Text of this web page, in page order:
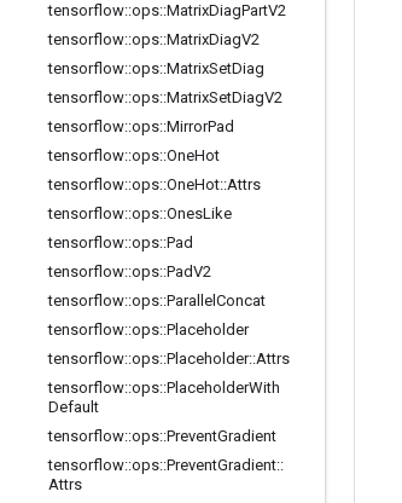
tensorflow::ops::MatrixDiagPartV2
tensorflow::ops::MatrixDiagV2
tensorflow::ops::MatrixSetDiag
tensorflow::ops::MatrixSetDiagV2
tensorflow::ops::MirrorPad
tensorflow::ops::OneHot
tensorflow::ops::OneHot::Attrs
tensorflow::ops::OnesLike
tensorflow::ops::Pad
tensorflow::ops::PadV2
tensorflow::ops::Parallel Concat
tensorflow::ops::Placeholder
tensorflow::ops::Placeholder::Attrs
tensorflow::ops::PlaceholderWith
Default
tensorflow::ops::PreventGradient
tensorflow::ops::PreventGradient::
Attrs